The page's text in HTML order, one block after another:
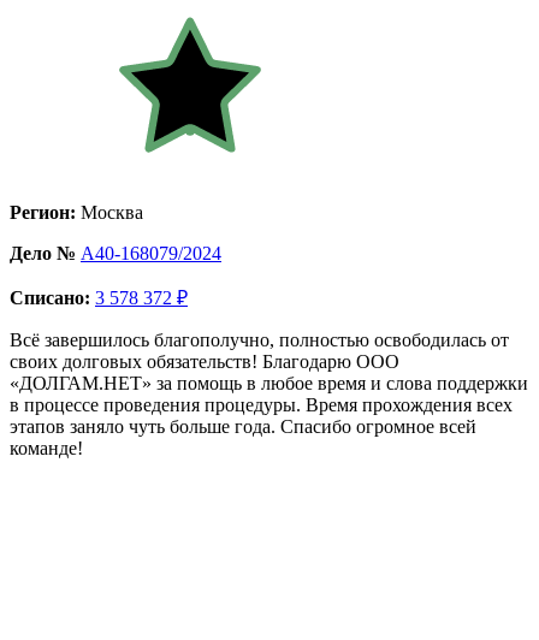
Регион: Москва
Дело № А40-168079/2024
Списано: 3 578 372 ₽
Всё завершилось благополучно, полностью освободилась от
своих долговых обязательств! Благодарю ООО
«ДОЛГАМ.НЕТ» за помощь в любое время и слова поддержки
в процессе проведения процедуры. Время прохождения всех
этапов заняло чуть больше года. Спасибо огромное всей
команде!